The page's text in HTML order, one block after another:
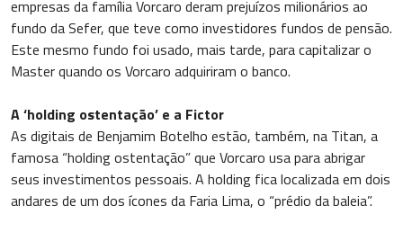
empresas da família Vorcaro deram prejuízos milionários ao
fundo da Sefer, que teve como investidores fundos de pensão.
Este mesmo fundo foi usado, mais tarde, para capitalizar o
Master quando os Vorcaro adquiriram o banco.
A ‘holding ostentação’ e a Fictor
As digitais de Benjamim Botelho estão, também, na Titan, a
famosa “holding ostentação” que Vorcaro usa para abrigar
seus investimentos pessoais. A holding fica localizada em dois
andares de um dos ícones da Faria Lima, o “prédio da baleia”.